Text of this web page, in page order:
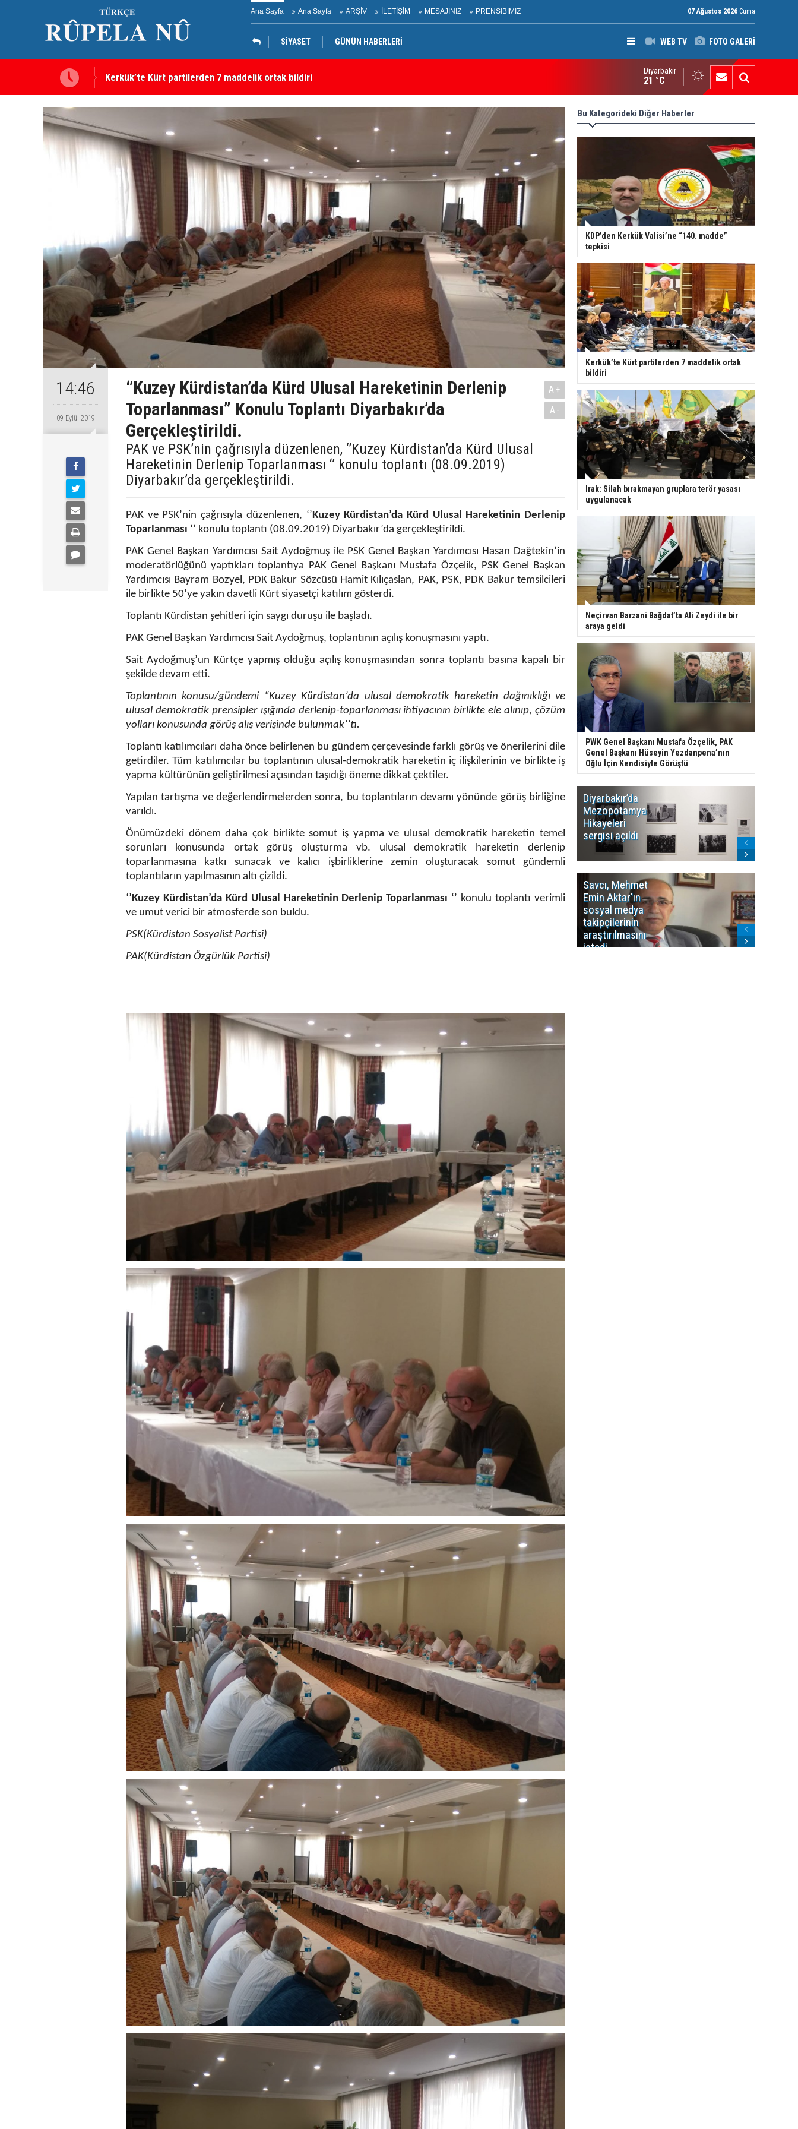
Ana Sayfa Ana Sayfa ARŞİV İLETİŞİM MESAJINIZ PRENSIBIMIZ 07 Ağustos 2026 Cuma
WEB TV FOTO GALERİ
SİYASET GÜNÜN HABERLERİ
Kerkük’te Kürt partilerden 7 maddelik ortak bildiri Irak: Silah bırakmayan gruplara terör yasası uygulanacak
Diyarbakır
21 °C
14:46
09 Eylül 2019
‘’Kuzey Kürdistan’da Kürd Ulusal Hareketinin Derlenip
Toparlanması” Konulu Toplantı Diyarbakır’da
Gerçekleştirildi.
PAK ve PSK’nin çağrısıyla düzenlenen, ‘’Kuzey Kürdistan’da Kürd Ulusal
Hareketinin Derlenip Toparlanması ‘’ konulu toplantı (08.09.2019)
Diyarbakır’da gerçekleştirildi.
A+
A-
PAK ve PSK’nin çağrısıyla düzenlenen, ‘’Kuzey Kürdistan’da Kürd Ulusal Hareketinin Derlenip
Toparlanması ‘’ konulu toplantı (08.09.2019) Diyarbakır’da gerçekleştirildi.
PAK Genel Başkan Yardımcısı Sait Aydoğmuş ile PSK Genel Başkan Yardımcısı Hasan Dağtekin’in
moderatörlüğünü yaptıkları toplantıya PAK Genel Başkanı Mustafa Özçelik, PSK Genel Başkan
Yardımcısı Bayram Bozyel, PDK Bakur Sözcüsü Hamit Kılıçaslan, PAK, PSK, PDK Bakur temsilcileri
ile birlikte 50’ye yakın davetli Kürt siyasetçi katılım gösterdi.
Toplantı Kürdistan şehitleri için saygı duruşu ile başladı.
PAK Genel Başkan Yardımcısı Sait Aydoğmuş, toplantının açılış konuşmasını yaptı.
Sait Aydoğmuş’un Kürtçe yapmış olduğu açılış konuşmasından sonra toplantı basına kapalı bir
şekilde devam etti.
Toplantının konusu/gündemi “Kuzey Kürdistan’da ulusal demokratik hareketin dağınıklığı ve
ulusal demokratik prensipler ışığında derlenip-toparlanması ihtiyacının birlikte ele alınıp, çözüm
yolları konusunda görüş alış verişinde bulunmak’’tı.
Toplantı katılımcıları daha önce belirlenen bu gündem çerçevesinde farklı görüş ve önerilerini dile
getirdiler. Tüm katılımcılar bu toplantının ulusal-demokratik hareketin iç ilişkilerinin ve birlikte iş
yapma kültürünün geliştirilmesi açısından taşıdığı öneme dikkat çektiler.
Yapılan tartışma ve değerlendirmelerden sonra, bu toplantıların devamı yönünde görüş birliğine
varıldı.
Önümüzdeki dönem daha çok birlikte somut iş yapma ve ulusal demokratik hareketin temel
sorunları konusunda ortak görüş oluşturma vb. ulusal demokratik hareketin derlenip
toparlanmasına katkı sunacak ve kalıcı işbirliklerine zemin oluşturacak somut gündemli
toplantıların yapılmasının altı çizildi.
‘’Kuzey Kürdistan’da Kürd Ulusal Hareketinin Derlenip Toparlanması ‘’ konulu toplantı verimli
ve umut verici bir atmosferde son buldu.
PSK(Kürdistan Sosyalist Partisi)
PAK(Kürdistan Özgürlük Partisi)
Bu Kategorideki Diğer Haberler
KDP’den Kerkük Valisi’ne “140. madde”
tepkisi
Kerkük’te Kürt partilerden 7 maddelik ortak
bildiri
Irak: Silah bırakmayan gruplara terör yasası
uygulanacak
Neçirvan Barzani Bağdat’ta Ali Zeydi ile bir
araya geldi
PWK Genel Başkanı Mustafa Özçelik, PAK
Genel Başkanı Hüseyin Yezdanpena’nın
Oğlu İçin Kendisiyle Görüştü
Diyarbakır’da
Mezopotamya
Hikayeleri
sergisi açıldı
Savcı, Mehmet
Emin Aktar'ın
sosyal medya
takipçilerinin
araştırılmasını
istedi